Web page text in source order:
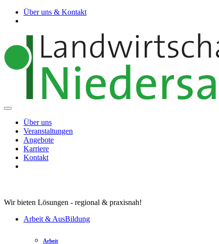
Über uns & Kontakt
Über uns
Veranstaltungen
Angebote
Karriere
Kontakt
Wir bieten Lösungen - regional & praxisnah!
Arbeit & AusBildung
Arbeit